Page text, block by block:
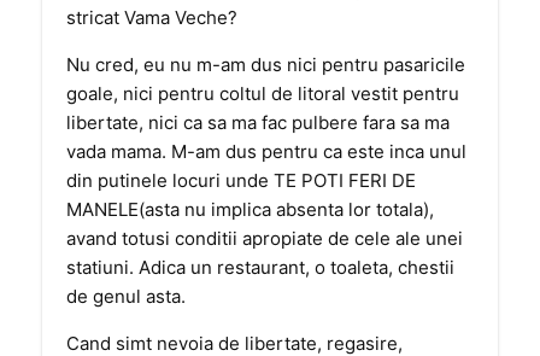
stricat Vama Veche?
Nu cred, eu nu m-am dus nici pentru pasaricile
goale, nici pentru coltul de litoral vestit pentru
libertate, nici ca sa ma fac pulbere fara sa ma
vada mama. M-am dus pentru ca este inca unul
din putinele locuri unde TE POTI FERI DE
MANELE(asta nu implica absenta lor totala),
avand totusi conditii apropiate de cele ale unei
statiuni. Adica un restaurant, o toaleta, chestii
de genul asta.
Cand simt nevoia de libertate, regasire,